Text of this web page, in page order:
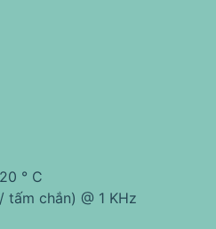
° C
chắn) @ 1 KHz